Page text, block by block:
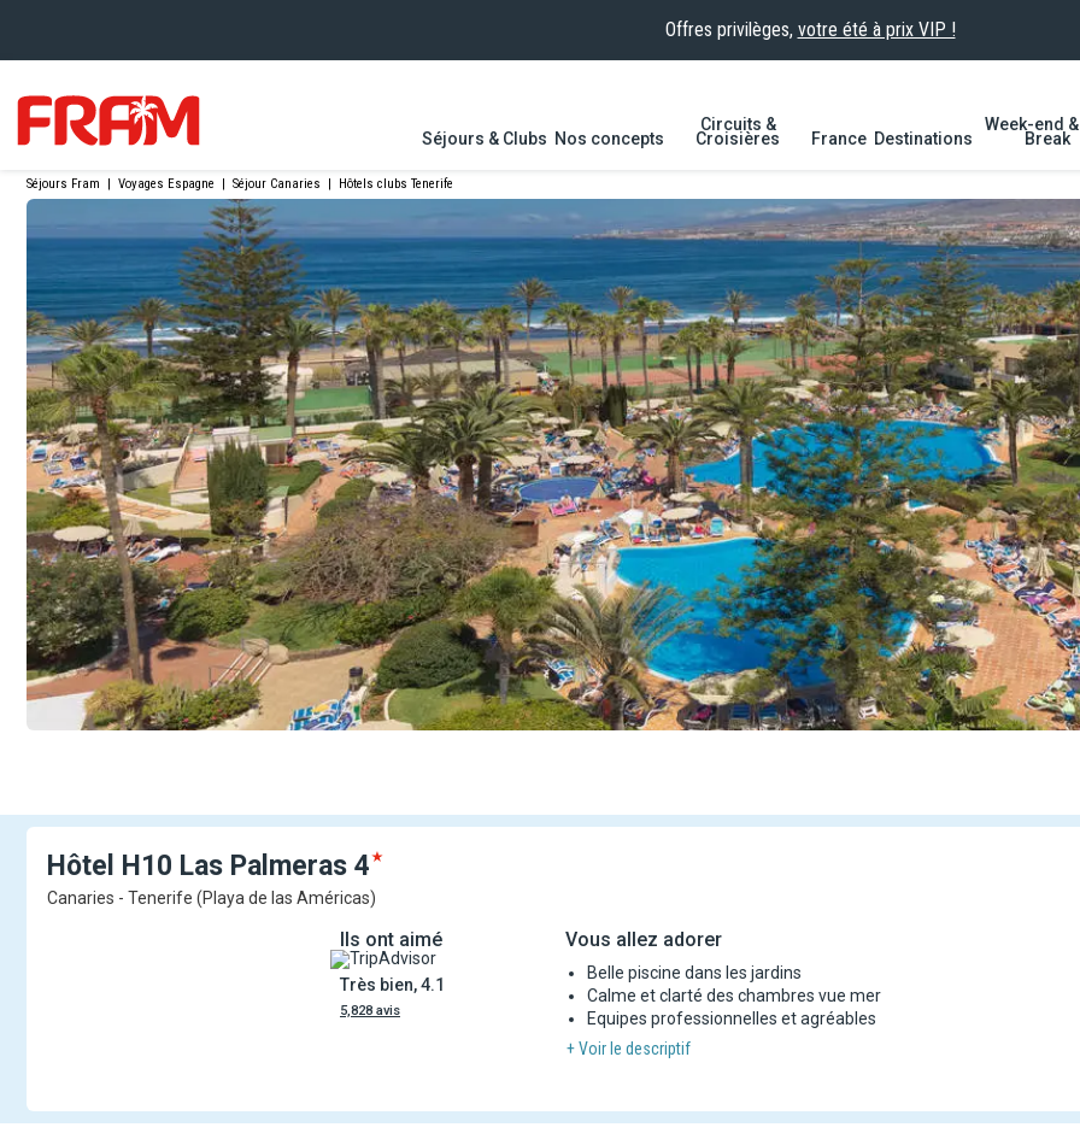
Offres privilèges, votre été à prix VIP !
Séjours & Clubs Nos concepts
Circuits &
Croisières France Destinations
Week-end
Break
Séjours Fram | Voyages Espagne | Séjour Canaries | Hôtels clubs Tenerife
Hôtel H10 Las Palmeras 4
Canaries - Tenerife (Playa de las Américas)
Ils ont aimé
Très bien, 4.1
5,828 avis
Vous allez adorer
Belle piscine dans les jardins
Calme et clarté des chambres vue mer
Equipes professionnelles et agréables
+ Voir le descriptif